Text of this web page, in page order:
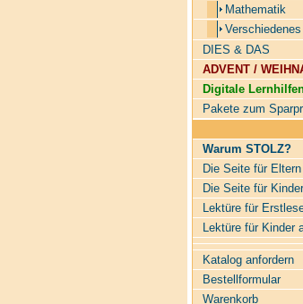
Mathematik
Verschiedenes
DIES & DAS
ADVENT /
Digitale
Pakete zum
Warum STOLZ?
Die Seite für Eltern
Die Seite für Kinder
Lektüre für
Lektüre für Kinder
Katalog anfordern
Bestellformular
Warenkorb